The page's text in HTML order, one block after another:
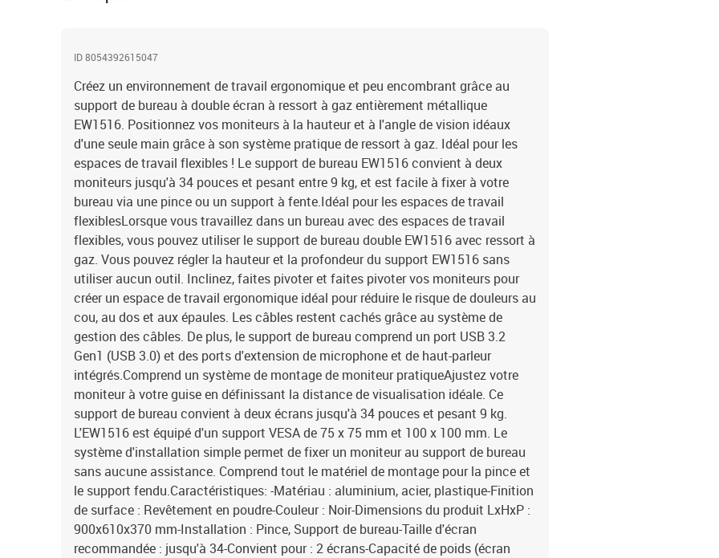
ID 8054392615047
Créez un environnement de travail ergonomique et peu encombrant grâce au
support de bureau à double écran à ressort à gaz entièrement métallique
EW1516. Positionnez vos moniteurs à la hauteur et à l'angle de vision idéaux
d'une seule main grâce à son système pratique de ressort à gaz. Idéal pour les
espaces de travail flexibles ! Le support de bureau EW1516 convient à deux
moniteurs jusqu'à 34 pouces et pesant entre 9 kg, et est facile à fixer à votre
bureau via une pince ou un support à fente.Idéal pour les espaces de travail
flexiblesLorsque vous travaillez dans un bureau avec des espaces de travail
flexibles, vous pouvez utiliser le support de bureau double EW1516 avec ressort à
gaz. Vous pouvez régler la hauteur et la profondeur du support EW1516 sans
utiliser aucun outil. Inclinez, faites pivoter et faites pivoter vos moniteurs pour
créer un espace de travail ergonomique idéal pour réduire le risque de douleurs au
cou, au dos et aux épaules. Les câbles restent cachés grâce au système de
gestion des câbles. De plus, le support de bureau comprend un port USB 3.2
Gen1 (USB 3.0) et des ports d'extension de microphone et de haut-parleur
intégrés.Comprend un système de montage de moniteur pratiqueAjustez votre
moniteur à votre guise en définissant la distance de visualisation idéale. Ce
support de bureau convient à deux écrans jusqu'à 34 pouces et pesant 9 kg.
L'EW1516 est équipé d'un support VESA de 75 x 75 mm et 100 x 100 mm. Le
système d'installation simple permet de fixer un moniteur au support de bureau
sans aucune assistance. Comprend tout le matériel de montage pour la pince et
le support fendu.Caractéristiques: -Matériau : aluminium, acier, plastique-Finition
de surface : Revêtement en poudre-Couleur : Noir-Dimensions du produit LxHxP :
900x610x370 mm-Installation : Pince, Support de bureau-Taille d'écran
recommandée : jusqu'à 34-Convient pour : 2 écrans-Capacité de poids (écran